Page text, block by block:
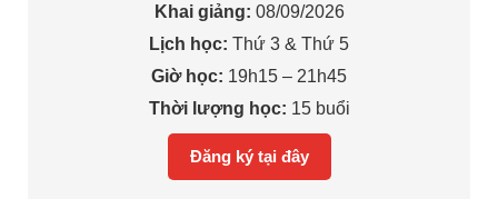
Khai giảng: 08/09/2026
Lịch học: Thứ 3 & Thứ 5
Giờ học: 19h15 – 21h45
Thời lượng học: 15 buổi
Đăng ký tại đây